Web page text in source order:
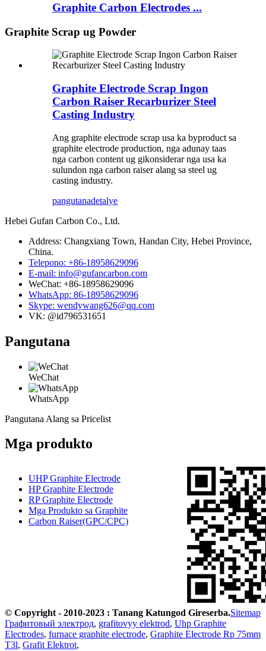
Graphite Carbon Electrodes ...
Graphite Scrap ug Powder
Graphite Electrode Scrap Ingon
Carbon Raiser Recarburizer Steel
Casting Industry
Ang graphite electrode scrap usa ka byproduct sa
graphite electrode production, nga adunay taas
nga carbon content ug gikonsiderar nga usa ka
sulundon nga carbon raiser alang sa steel ug
casting industry.
pangutanadetalye
Hebei Gufan Carbon Co., Ltd.
Address: Changxiang Town, Handan City, Hebei Province,
China.
Telepono: +86-18958629096
E-mail: info@gufancarbon.com
WeChat: +86-18958629096
WhatsApp: 86-18958629096
Skype: wendywang626@qq.com
VK: @id796531651
Pangutana
WeChat
WhatsApp
Pangutana Alang sa Pricelist
Mga produkto
UHP Graphite Electrode
HP Graphite Electrode
RP Graphite Electrode
Mga Produkto sa Graphite
Carbon Raiser(GPC/CPC)
© Copyright - 2010-2023 : Tanang Katungod Gireserba.Sitemap
Графитовый электрод, grafitovyy elektrod, Uhp Graphite
Electrodes, furnace graphite electrode, Graphite Electrode Rp 75mm
T3l, Grafit Elektrot,